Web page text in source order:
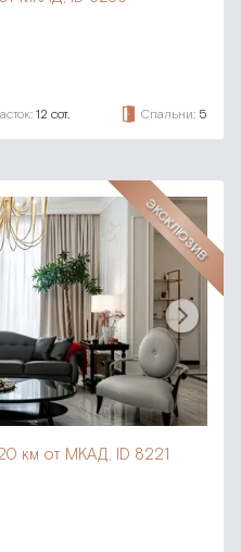
12 сот. Спальни: 5
ЭКСКЛЮЗИВ
км от МКАД, ID 8221